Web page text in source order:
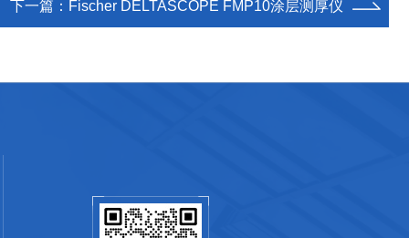
下一篇： Fischer DELTASCOPE FMP10涂层测厚仪